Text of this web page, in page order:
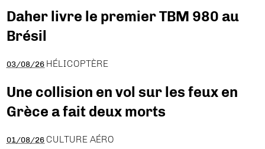
Daher livre le premier TBM 980 au
Brésil
03/08/26 HÉLICOPTÈRE
Une collision en vol sur les feux en
Grèce a fait deux morts
01/08/26 CULTURE AÉRO